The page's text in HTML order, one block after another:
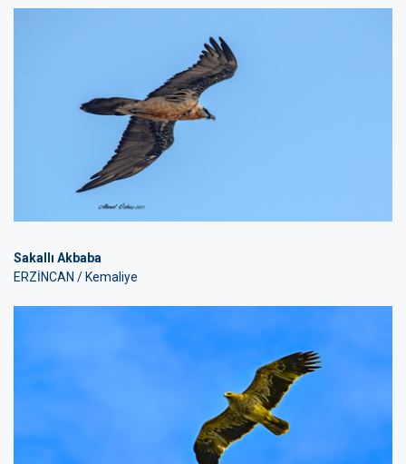
Sakallı Akbaba
ERZİNCAN / Kemaliye